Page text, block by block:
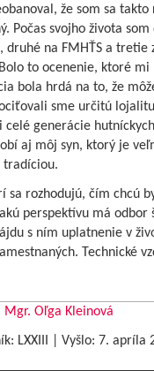
že som sa
Počas svojho života
druhé na FMHŤS a
to ocenenie, ktoré
bola hrdá na to, že
sme určitú
celé generácie
aj môj syn, ktorý je
tradíciou.
sa rozhodujú, čím chcú
perspektívu má
s ním uplatnenie v
Technické
Mgr. Oľga Kleinová
LXXIII | Vyšlo: 7. apríla